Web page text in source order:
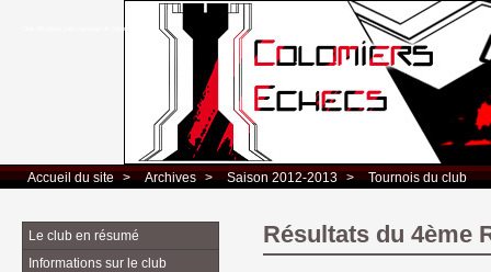
Club d’Echecs Léo Lagrange de Colomiers
Accueil du site > Archives > Saison 2012-2013 > Tournois du club
Résultats du 4ème
Le club en résumé
Informations sur le club